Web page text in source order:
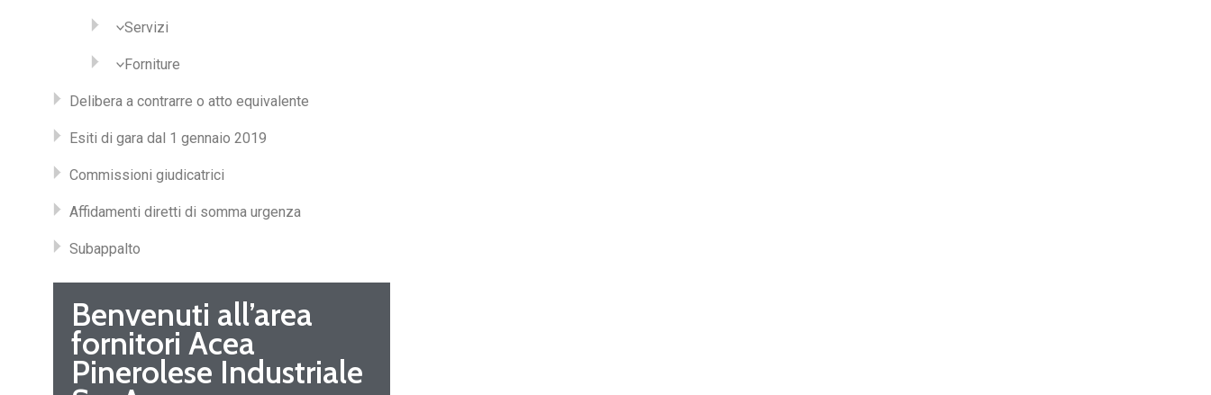
Servizi
Forniture
Delibera a contrarre o atto equivalente
Esiti di gara dal 1 gennaio 2019
Commissioni giudicatrici
Affidamenti diretti di somma urgenza
Subappalto
Benvenuti all’area
fornitori Acea
Pinerolese Industriale